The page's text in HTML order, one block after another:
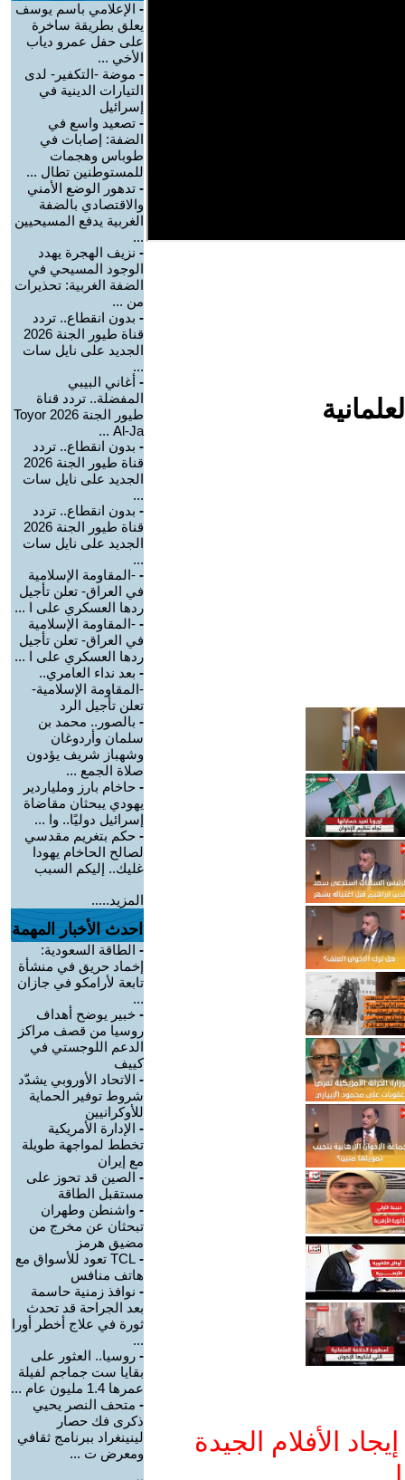
الأفلام الجيدة
- الإعلامي باسم يوسف
يعلق بطريقة ساخرة
على حفل عمرو دياب
الأخي ...
- موضة -التكفير- لدى
التيارات الدينية في
إسرائيل
- تصعيد واسع في
الضفة: إصابات في
طوباس وهجمات
للمستوطنين تطال ...
- تدهور الوضع الأمني
والاقتصادي بالضفة
الغربية يدفع المسيحيين
...
- نزيف الهجرة يهدد
الوجود المسيحي في
الضفة الغربية: تحذيرات
من ...
- بدون انقطاع.. تردد
قناة طيور الجنة 2026
الجديد على نايل سات
...
- أغاني البيبي
المفضلة.. تردد قناة
طيور الجنة 2026 Toyor
Al-Ja ...
- بدون انقطاع.. تردد
قناة طيور الجنة 2026
الجديد على نايل سات
...
- بدون انقطاع.. تردد
قناة طيور الجنة 2026
الجديد على نايل سات
...
- -المقاومة الإسلامية
في العراق- تعلن تأجيل
ردها العسكري على ا ...
- -المقاومة الإسلامية
في العراق- تعلن تأجيل
ردها العسكري على ا ...
- بعد نداء العامري..
-المقاومة الإسلامية-
تعلن تأجيل الرد
- بالصور.. محمد بن
سلمان وأردوغان
وشهباز شريف يؤدون
صلاة الجمع ...
- حاخام بارز وملياردير
يهودي يبحثان مقاضاة
إسرائيل دوليًا.. وا ...
- حكم بتغريم مقدسي
لصالح الحاخام يهودا
غليك.. إليكم السبب
المزيد.....
احدث الأخبار المهمة
- الطاقة السعودية:
إخماد حريق في منشأة
تابعة لأرامكو في جازان
...
- خبير يوضح أهداف
روسيا من قصف مراكز
الدعم اللوجستي في
كييف
- الاتحاد الأوروبي يشدّد
شروط توفير الحماية
للأوكرانيين
- الإدارة الأمريكية
تخطط لمواجهة طويلة
مع إيران
- الصين قد تحوز على
مستقبل الطاقة
- واشنطن وطهران
تبحثان عن مخرج من
مضيق هرمز
-
TCL تعود للأسواق مع
هاتف منافس
- نوافذ زمنية حاسمة
بعد الجراحة قد تحدث
ثورة في علاج أخطر أورا
...
- روسيا.. العثور على
بقايا ست جماجم لفيلة
عمرها 1.4 مليون عام ...
- متحف النصر يحيي
ذكرى فك حصار
لينينغراد ببرنامج ثقافي
ومعرض ت ...